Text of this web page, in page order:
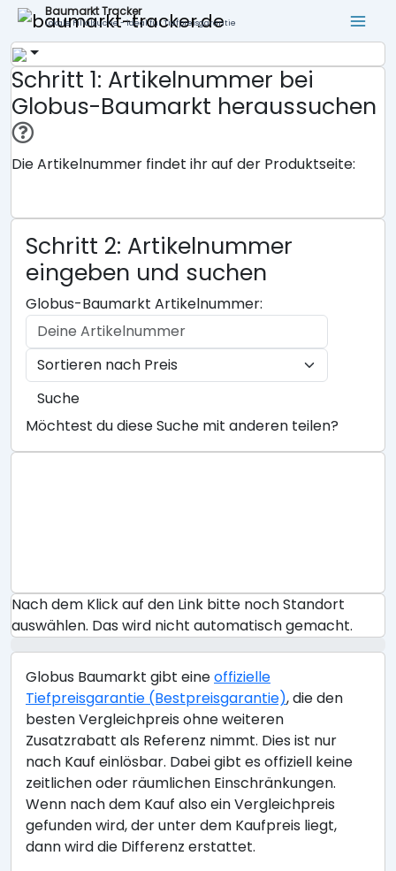
Baumarkt Tracker
Lokale Filialsuche - ideal für Tiefpreisgarantie
Schritt 1: Artikelnummer bei
Globus-Baumarkt heraussuchen
Die Artikelnummer findet ihr auf der Produktseite:
Schritt 2: Artikelnummer
eingeben und suchen
Globus-Baumarkt Artikelnummer:
Suche
Möchtest du diese Suche mit anderen teilen?
Nach dem Klick auf den Link bitte noch Standort
auswählen. Das wird nicht automatisch gemacht.
Globus Baumarkt gibt eineoffizielle
Tiefpreisgarantie (Bestpreisgarantie), die den
besten Vergleichpreis ohne weiteren
Zusatzrabatt als Referenz nimmt. Dies ist nur
nach Kauf einlösbar. Dabei gibt es offiziell keine
zeitlichen oder räumlichen Einschränkungen.
Wenn nach dem Kauf also ein Vergleichpreis
gefunden wird, der unter dem Kaufpreis liegt,
dann wird die Differenz erstattet.